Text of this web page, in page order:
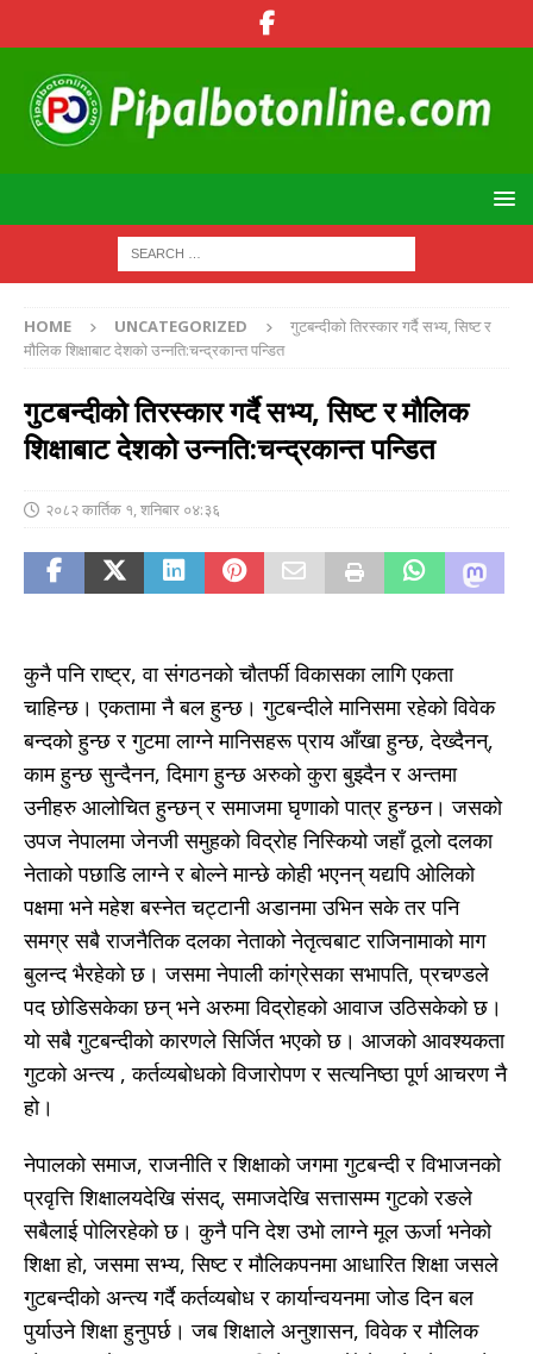
HOME UNCATEGORIZED
गुटबन्दीको तिरस्कार गर्दै सभ्य, सिष्ट र
मौलिक शिक्षाबाट देशको उन्नति:चन्द्रकान्त पन्डित
गुटबन्दीको तिरस्कार गर्दै सभ्य, सिष्ट र मौलिक
शिक्षाबाट देशको उन्नति:चन्द्रकान्त पन्डित
२०८२ कार्तिक १, शनिबार ०४:३६
कुनै पनि राष्ट्र, वा संगठनको चौतर्फी विकासका लागि एकता
चाहिन्छ। एकतामा नै बल हुन्छ। गुटबन्दीले मानिसमा रहेको विवेक
बन्दको हुन्छ र गुटमा लाग्ने मानिसहरू प्राय आँखा हुन्छ, देख्दैनन्,
काम हुन्छ सुन्दैनन, दिमाग हुन्छ अरुको कुरा बुझ्दैन र अन्तमा
उनीहरु आलोचित हुन्छन् र समाजमा घृणाको पात्र हुन्छन‌। जसको
उपज नेपालमा जेनजी समुहको विद्रोह निस्कियो जहाँ ठूलो दलका
नेताको पछाडि लाग्ने र बोल्ने मान्छे कोही भएनन् यद्यपि ओलिको
पक्षमा भने महेश बस्नेत चट्टानी अडानमा उभिन सके तर पनि
समग्र सबै राजनैतिक दलका नेताको नेतृत्वबाट राजिनामाको माग
बुलन्द भैरहेको छ। जसमा नेपाली कांग्रेसका सभापति, प्रचण्डले
पद छोडिसकेका छन् भने अरुमा विद्रोहको आवाज उठिसकेको छ।
यो सबै गुटबन्दीको कारणले सिर्जित भएको छ। आजको आवश्यकता
गुटको अन्त्य , कर्तव्यबोधको विजारोपण र सत्यनिष्ठा पूर्ण आचरण नै
हो।
नेपालको समाज, राजनीति र शिक्षाको जगमा गुटबन्दी र विभाजनको
प्रवृत्ति शिक्षालयदेखि संसद्, समाजदेखि सत्तासम्म गुटको रङले
सबैलाई पोलिरहेको छ। कुनै पनि देश उभो लाग्ने मूल ऊर्जा भनेको
शिक्षा हो, जसमा सभ्य, सिष्ट र मौलिकपनमा आधारित शिक्षा जसले
गुटबन्दीको अन्त्य गर्दै कर्तव्यबोध र कार्यान्वयनमा जोड दिन बल
पुर्याउने शिक्षा हुनुपर्छ। जब शिक्षाले अनुशासन, विवेक र मौलिक